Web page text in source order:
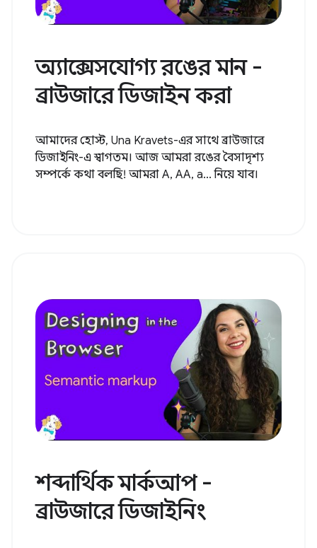
অ্যাক্সেসযোগ্য রঙের মান -
ব্রাউজারে ডিজাইন করা
আমাদের হোস্ট, Una Kravets-এর সাথে ব্রাউজারে
ডিজাইনিং-এ স্বাগতম। আজ আমরা রঙের বৈসাদৃশ্য
সম্পর্কে কথা বলছি! আমরা A, AA, a... নিয়ে যাব।
শব্দার্থিক মার্কআপ -
ব্রাউজারে ডিজাইনিং